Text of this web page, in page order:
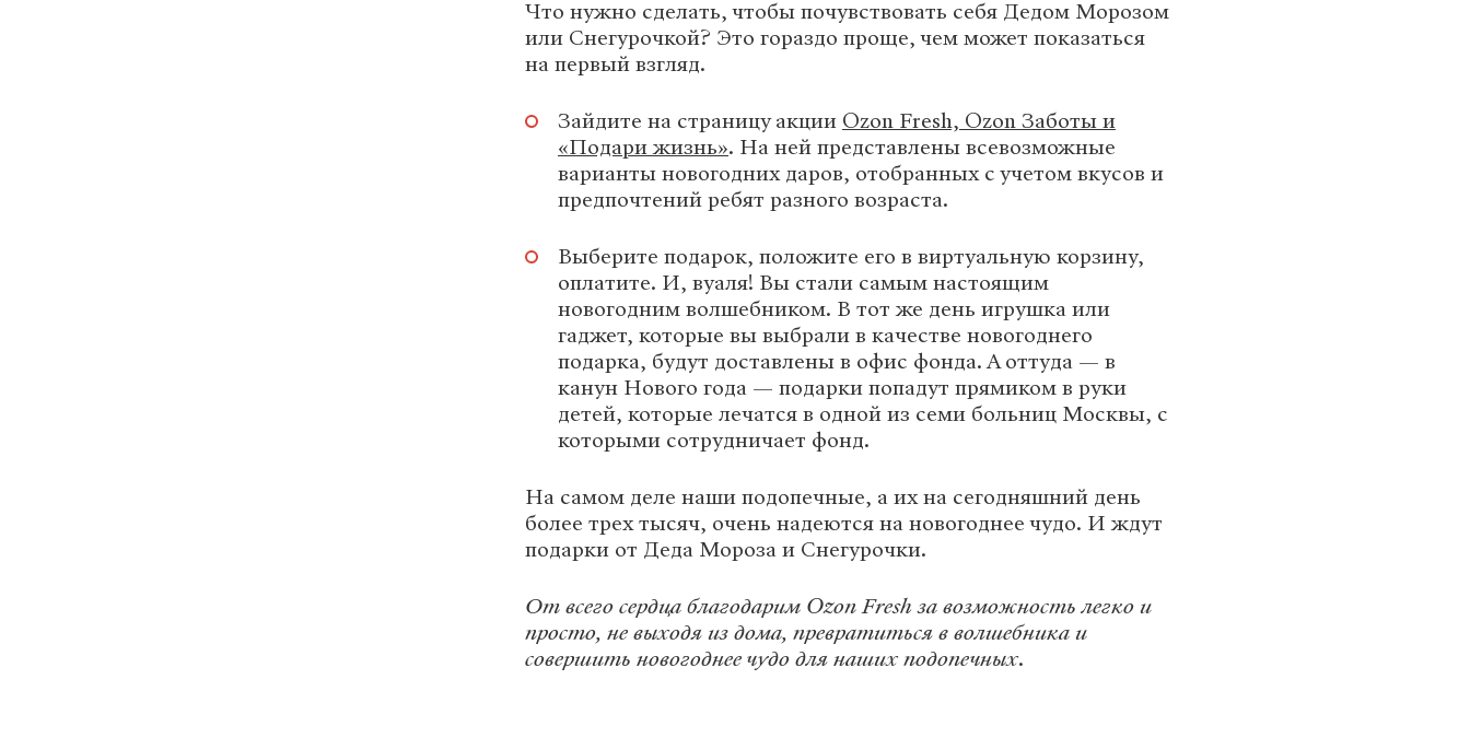
Что нужно сделать, чтобы почувствовать себя Дедом Морозом
или Снегурочкой? Это гораздо проще, чем может показаться
на первый взгляд.
Зайдите на страницу акции Ozon Fresh, Ozon Заботы и
«Подари жизнь». На ней представлены всевозможные
варианты новогодних даров, отобранных с учетом вкусов и
предпочтений ребят разного возраста.
Выберите подарок, положите его в виртуальную корзину,
оплатите. И, вуаля! Вы стали самым настоящим
новогодним волшебником. В тот же день игрушка или
гаджет, которые вы выбрали в качестве новогоднего
подарка, будут доставлены в офис фонда. А оттуда — в
канун Нового года — подарки попадут прямиком в руки
детей, которые лечатся в одной из семи больниц Москвы, с
которыми сотрудничает фонд.
На самом деле наши подопечные, а их на сегодняшний день
более трех тысяч, очень надеются на новогоднее чудо. И ждут
подарки от Деда Мороза и Снегурочки.
От всего сердца благодарим Ozon Fresh за возможность легко и
просто, не выходя из дома, превратиться в волшебника и
совершить новогоднее чудо для наших подопечных.